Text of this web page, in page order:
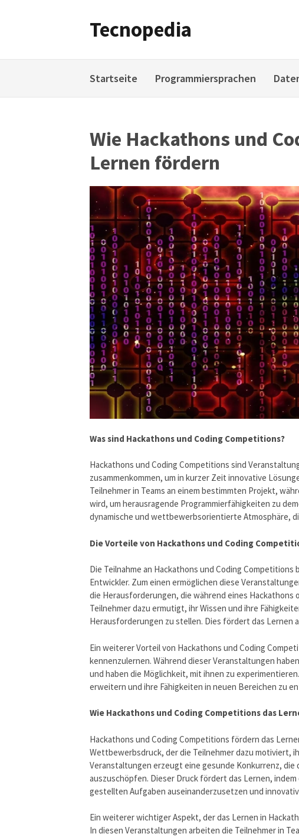
Tecnopedia
Startseite Programmiersprachen
Wie Hackathons und
Lernen fördern
Was sind Hackathons und Coding Competitions?
Hackathons und Coding Competitions sind
zusammenkommen, um in kurzer Zeit innovative
Teilnehmer in Teams an einem bestimmten Projekt,
wird, um herausragende Programmierfähigkeiten zu
dynamische und wettbewerbsorientierte Atmosphäre,
Die Vorteile von Hackathons und Coding
Die Teilnahme an Hackathons und Coding
Entwickler. Zum einen ermöglichen diese
die Herausforderungen, die während eines
Teilnehmer dazu ermutigt, ihr Wissen und ihre
Herausforderungen zu stellen. Dies fördert das Lernen
Ein weiterer Vorteil von Hackathons und Coding
kennenzulernen. Während dieser Veranstaltungen
und haben die Möglichkeit, mit ihnen zu
erweitern und ihre Fähigkeiten in neuen Bereichen zu
Wie Hackathons und Coding Competitions das
Hackathons und Coding Competitions fördern das
Wettbewerbsdruck, der die Teilnehmer dazu motiviert,
Veranstaltungen erzeugt eine gesunde Konkurrenz,
auszuschöpfen. Dieser Druck fördert das Lernen,
gestellten Aufgaben auseinanderzusetzen und
Ein weiterer wichtiger Aspekt, der das Lernen in
In diesen Veranstaltungen arbeiten die Teilnehmer in